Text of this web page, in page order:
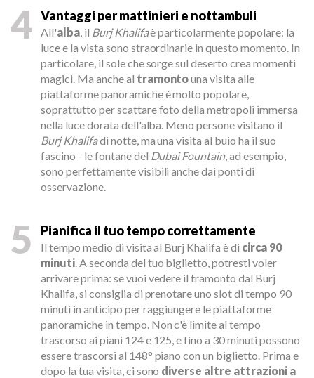
4 Vantaggi per mattinieri e nottambuli
All'alba, il Burj Khalifaè particolarmente popolare: la
luce e la vista sono straordinarie in questo momento. In
particolare, il sole che sorge sul deserto crea momenti
magici. Ma anche al tramontouna visita alle
piattaforme panoramiche è molto popolare,
soprattutto per scattare foto della metropoli immersa
nella luce dorata dell'alba. Meno persone visitano il
Burj Khalifadi notte, ma una visita al buio ha il suo
fascino - le fontane del Dubai Fountain, ad esempio,
sono perfettamente visibili anche dai ponti di
osservazione.
5 Pianifica il tuo tempo correttamente
Il tempo medio di visita al Burj Khalifa è di circa 90
minuti. A seconda del tuo biglietto, potresti voler
arrivare prima: se vuoi vedere il tramonto dal Burj
Khalifa, si consiglia di prenotare uno slot di tempo 90
minuti in anticipo per raggiungere le piattaforme
panoramiche in tempo. Non c'è limite al tempo
trascorso ai piani 124 e 125, e fino a 30 minuti possono
essere trascorsi al 148° piano con un biglietto. Prima e
dopo la tua visita, ci sono diverse altre attrazioni a